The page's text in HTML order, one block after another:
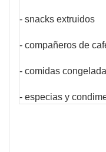
- snacks extruidos
- compañeros de
- comidas
- especias y